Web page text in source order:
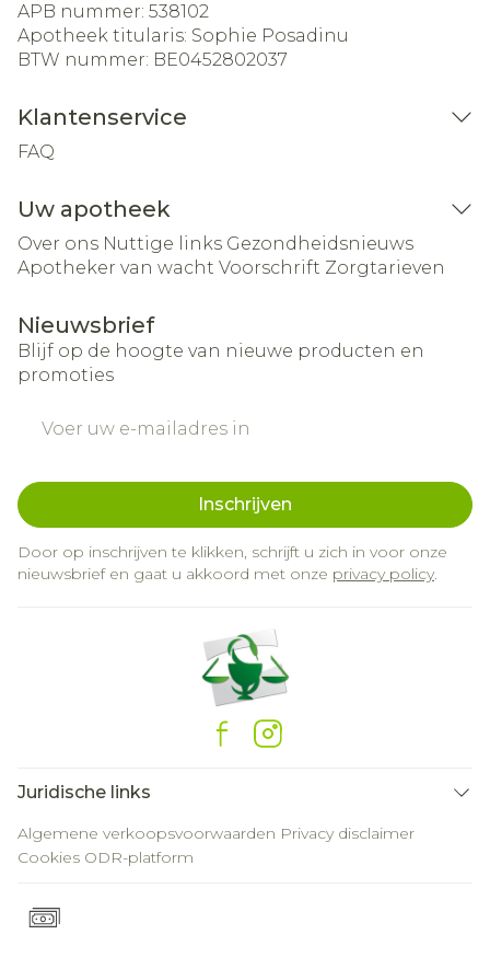
APB nummer: 538102
Apotheek titularis: Sophie Posadinu
BTW nummer: BE0452802037
Klantenservice
FAQ
Uw apotheek
Over ons Nuttige links Gezondheidsnieuws
Apotheker van wacht Voorschrift Zorgtarieven
Nieuwsbrief
Blijf op de hoogte van nieuwe producten en
promoties
Inschrijven
Door op inschrijven te klikken, schrijft u zich in voor onze
nieuwsbrief en gaat u akkoord met onze privacy policy.
Juridische links
Algemene verkoopsvoorwaarden Privacy disclaimer
Cookies ODR-platform